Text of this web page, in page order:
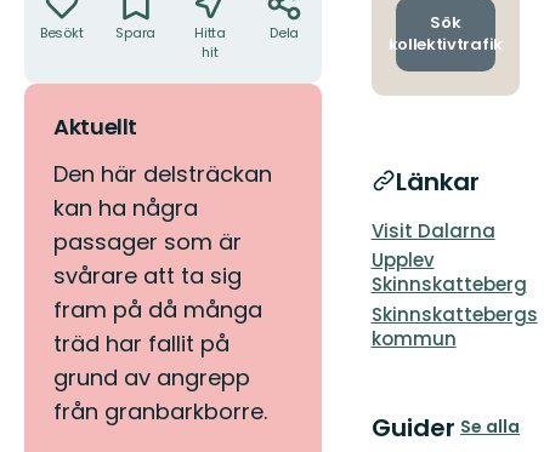
Besökt Spara
Hitta
hit
Dela
Aktuellt
Den här delsträckan
kan ha några
passager som är
svårare att ta sig
fram på då många
träd har fallit på
grund av angrepp
från granbarkborre.
Sök
kollektivtrafik
Länkar
Visit Dalarna
Upplev
Skinnskatteberg
Skinnskattebergs
kommun
Guider Se alla